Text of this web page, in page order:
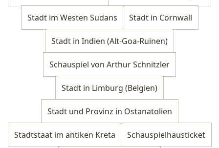
Stadt im Westen Sudans Stadt in Cornwall
Stadt in Indien (Alt-Goa-Ruinen)
Schauspiel von Arthur Schnitzler
Stadt in Limburg (Belgien)
Stadt und Provinz in Ostanatolien
Stadtstaat im antiken Kreta Schauspielhausticket